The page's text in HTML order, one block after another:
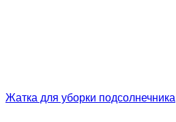
Жатка для уборки подсолнечника